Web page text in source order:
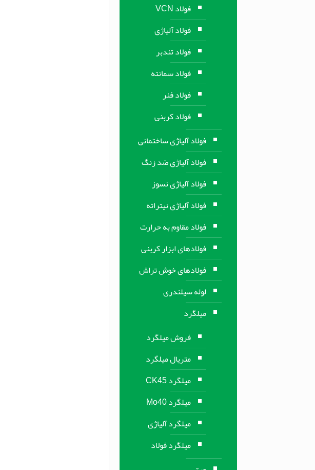
فولاد VCN
فولاد آلیاژی
فولاد تندبر
فولاد سمانته
فولاد فنر
فولاد کربنی
فولاد آلیاژی ساختمانی
فولاد آلیاژی ضد زنگ
فولاد آلیاژی نسوز
فولاد آلیاژی نیتراته
فولاد مقاوم به حرارت
فولادهای ابزار کربنی
فولادهای خوش تراش
لوله سیلندری
میلگرد
فروش میلگرد
متریال میلگرد
میلگرد CK45
میلگرد Mo40
میلگرد آلیاژی
میلگرد فولاد